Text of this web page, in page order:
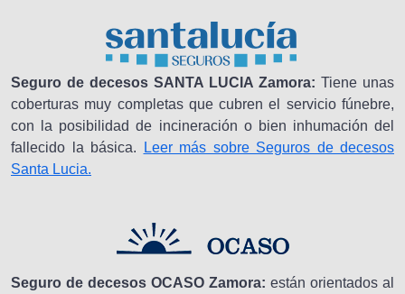
Seguro de decesos SANTA LUCIA Zamora: Tiene unas
coberturas muy completas que cubren el servicio fúnebre,
con la posibilidad de incineración o bien inhumación del
fallecido la básica.
Leer más sobre Seguros de decesos
Santa Lucia.
Seguro de decesos OCASO Zamora: están orientados al